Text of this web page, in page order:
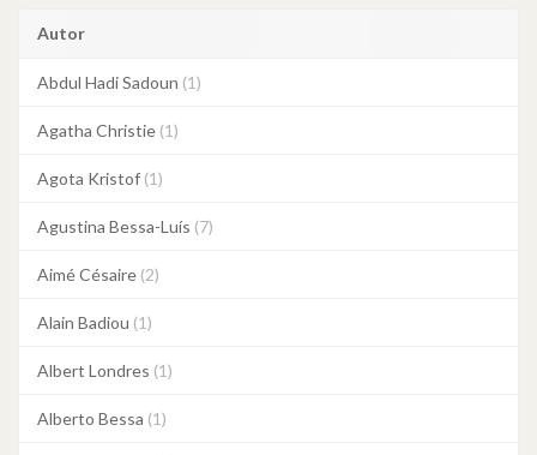
Autor
Abdul Hadi Sadoun (1)
Agatha Christie (1)
Agota Kristof (1)
Agustina Bessa-Luís (7)
Aimé Césaire (2)
Alain Badiou (1)
Albert Londres (1)
Alberto Bessa (1)